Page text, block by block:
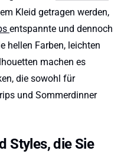
Kleid getragen werden,
entspannte und dennoch
hellen Farben, leichten
machen es
die sowohl für
und Sommerdinner
Styles, die Sie